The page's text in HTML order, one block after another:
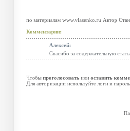
по материалам www.vlasenko.ru Автор
Комментарии:
Алексей:
Спасибо за содержательную
Чтобы проголосовать или оставить
Для авторизации используйте логи и